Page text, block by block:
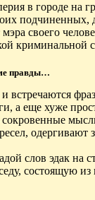
в городе на
подчиненных,
своего
криминальной
правды…
и встречаютcя
а еще хуже
сокровенные
одергивают
слов эдак на
состоящую